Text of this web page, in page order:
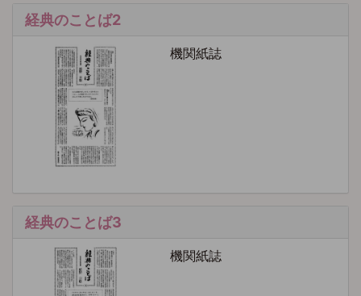
経典のことば2
機関紙誌
経典のことば3
機関紙誌